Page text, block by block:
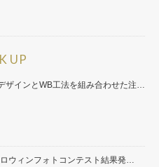
UP
ザインとWB工法を組み合わせた注…
ウィンフォトコンテスト結果発…